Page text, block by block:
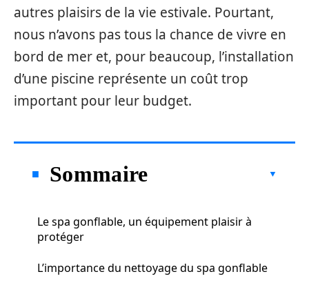
autres plaisirs de la vie estivale. Pourtant,
nous n’avons pas tous la chance de vivre en
bord de mer et, pour beaucoup, l’installation
d’une piscine représente un coût trop
important pour leur budget.
Sommaire
Le spa gonflable, un équipement plaisir à
protéger
L’importance du nettoyage du spa gonflable